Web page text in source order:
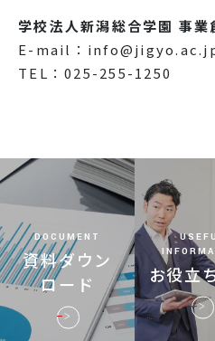
学校法人新潟総合学園 事業
E-mail：
TEL：025-255-1250
DOCUMENT
資料ダウン
ロード
お役立